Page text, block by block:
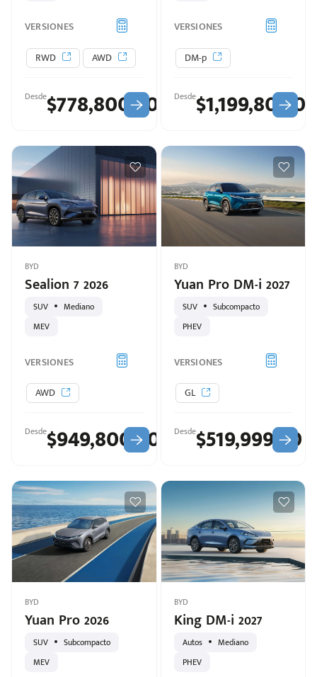
VERSIONES
RWD
AWD
$778,800.00
Desde
VERSIONES
DM-p
Desde
Sealion 7 2026
BYD
SUV
Mediano
MEV
VERSIONES
AWD
$949,800.00
Desde
Yuan Pro DM-i 2027
BYD
SUV
Subcompacto
PHEV
VERSIONES
GL
$519,999.00
Desde
Yuan Pro 2026
BYD
SUV
Subcompacto
MEV
King DM-i 2027
BYD
Autos
Mediano
PHEV